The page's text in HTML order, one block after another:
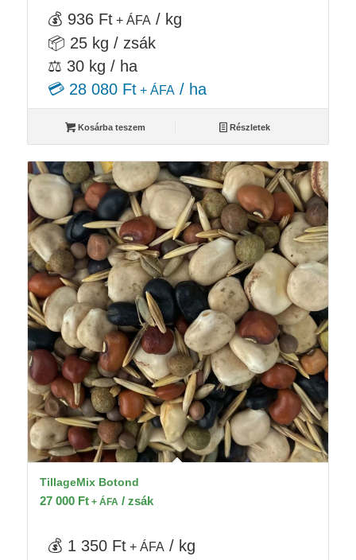
29
250 Ft.
23
400 Ft.
💰 936 Ft+ ÁFA / kg
📦 25 kg / zsák
⚖️ 30 kg / ha
💳 28 080 Ft+ ÁFA/ ha
Kosárba teszem Részletek
TillageMix Botond
27 000 Ft+ ÁFA / zsák
💰 1 350 Ft+ ÁFA / kg